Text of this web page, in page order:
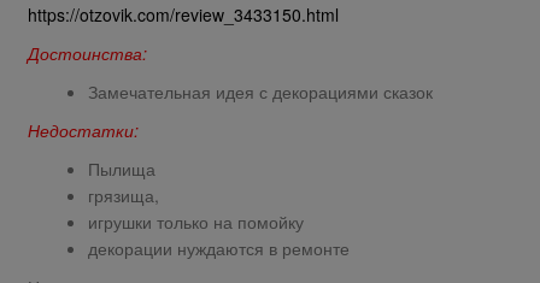
https://otzovik.com/review_3433150.html
Достоинства:
Замечательная идея с декорациями сказок
Недостатки:
Пылища
грязища,
игрушки только на помойку
декорации нуждаются в ремонте